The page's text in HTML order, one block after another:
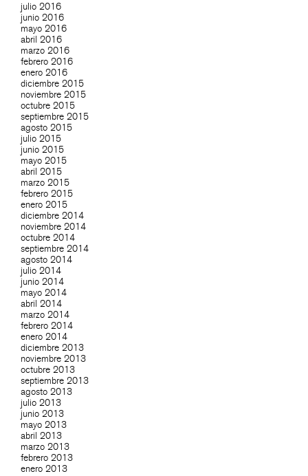
julio 2016
junio 2016
mayo 2016
abril 2016
marzo 2016
febrero 2016
enero 2016
diciembre 2015
noviembre 2015
octubre 2015
septiembre 2015
agosto 2015
julio 2015
junio 2015
mayo 2015
abril 2015
marzo 2015
febrero 2015
enero 2015
diciembre 2014
noviembre 2014
octubre 2014
septiembre 2014
agosto 2014
julio 2014
junio 2014
mayo 2014
abril 2014
marzo 2014
febrero 2014
enero 2014
diciembre 2013
noviembre 2013
octubre 2013
septiembre 2013
agosto 2013
julio 2013
junio 2013
mayo 2013
abril 2013
marzo 2013
febrero 2013
enero 2013